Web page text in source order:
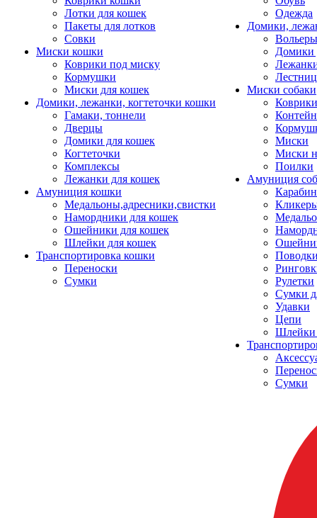
Лотки для кошек
Пакеты для лотков
Совки
Миски кошки
Коврики под миску
Кормушки
Миски для кошек
Домики, лежанки, когтеточки кошки
Гамаки, тоннели
Дверцы
Домики для кошек
Когтеточки
Комплексы
Лежанки для кошек
Амуниция кошки
Медальоны,адресники,свистки
Намордники для кошек
Ошейники для кошек
Шлейки для кошек
Транспортировка кошки
Переноски
Сумки
Одежда
Домики,
Домики
Миски собаки
Миски
Миски
Поилки
Амуниция
Рулетки
Сумки
Удавки
Цепи
Шлейки
Сумки